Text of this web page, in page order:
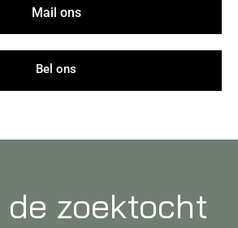
Mail ons
Bel ons
zoektocht